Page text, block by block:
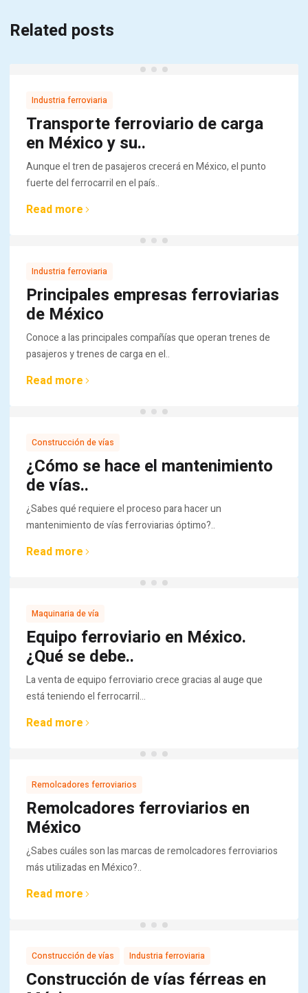
Related posts
Industria ferroviaria
Transporte ferroviario de carga
en México y su..
Aunque el tren de pasajeros crecerá en México, el punto
fuerte del ferrocarril en el país..
Read more
Industria ferroviaria
Principales empresas ferroviarias
de México
Conoce a las principales compañías que operan trenes de
pasajeros y trenes de carga en el..
Read more
Construcción de vías
¿Cómo se hace el mantenimiento
de vías..
¿Sabes qué requiere el proceso para hacer un
mantenimiento de vías ferroviarias óptimo?..
Read more
Maquinaria de vía
Equipo ferroviario en México.
¿Qué se debe..
La venta de equipo ferroviario crece gracias al auge que
está teniendo el ferrocarril...
Read more
Remolcadores ferroviarios
Remolcadores ferroviarios en
México
¿Sabes cuáles son las marcas de remolcadores ferroviarios
más utilizadas en México?..
Read more
Construcción de vías Industria ferroviaria
Construcción de vías férreas en